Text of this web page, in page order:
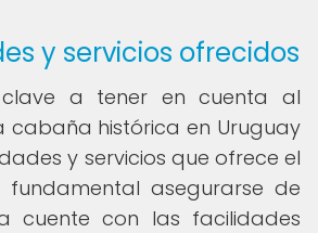
y servicios ofrecidos
a tener en cuenta al
cabaña histórica en Uruguay
y servicios que ofrece el
fundamental asegurarse de
cuente con las facilidades